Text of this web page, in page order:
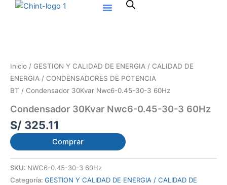
Inicio / GESTION Y CALIDAD DE ENERGIA / CALIDAD DE
ENERGIA / CONDENSADORES DE POTENCIA
BT / Condensador 30Kvar Nwc6-0.45-30-3 60Hz
Condensador 30Kvar Nwc6-0.45-30-3 60Hz
S/ 325.11
Comprar
SKU: NWC6-0.45-30-3 60Hz
Categoría: GESTION Y CALIDAD DE ENERGIA / CALIDAD DE